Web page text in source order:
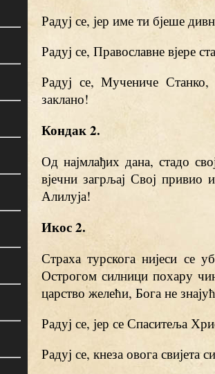
Радуј се, јер име ти бјеше
Радуј се, Православне вјере
Радуј се, Мучениче Станко,
заклано!
Кондак 2.
Од најмлађих дана, стадо
вјечни загрљај Свој
Алилуја!
Икос 2.
Страха турскога нијеси се
Острогом силници похару
царство желећи, Бога не
Радуј се, јер се Спаситеља
Радуј се, кнеза овога свијета